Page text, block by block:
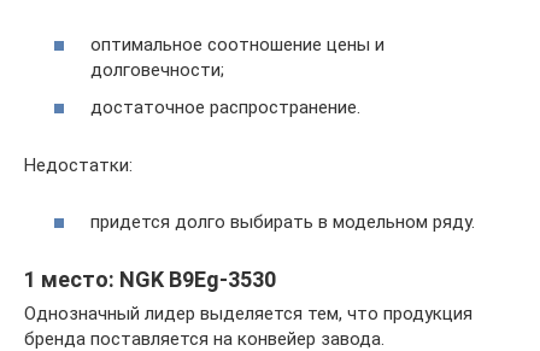
оптимальное соотношение цены и
долговечности;
достаточное распространение.
Недостатки:
придется долго выбирать в модельном ряду.
1 место: NGK B9Eg-3530
Однозначный лидер выделяется тем, что продукция
бренда поставляется на конвейер завода.